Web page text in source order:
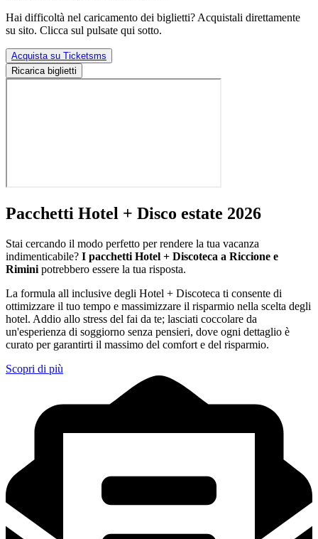
Hai difficoltà nel caricamento dei biglietti? Acquistali direttamente
su sito. Clicca sul pulsate qui sotto.
Acquista su Ticketsms
Ricarica biglietti
Pacchetti Hotel + Disco estate 2026
Stai cercando il modo perfetto per rendere la tua vacanza
indimenticabile? I pacchetti Hotel + Discoteca a Riccione e
Rimini potrebbero essere la tua risposta.
La formula all inclusive degli Hotel + Discoteca ti consente di
ottimizzare il tuo tempo e massimizzare il risparmio nella scelta degli
hotel. Addio allo stress del fai da te; lasciati coccolare da
un'esperienza di soggiorno senza pensieri, dove ogni dettaglio è
curato per garantirti il massimo del comfort e del risparmio.
Scopri di più